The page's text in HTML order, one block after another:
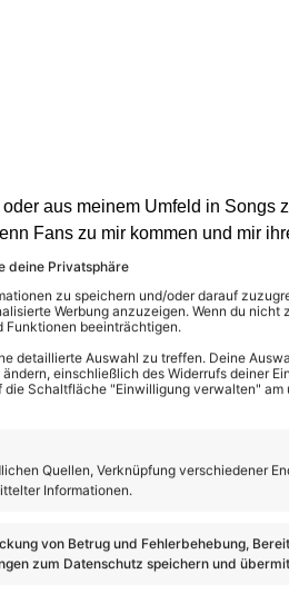
deine Privatsphäre
zu speichern und/oder darauf
Werbung anzuzeigen. Wenn du nicht
Funktionen beeinträchtigen.
detaillierte Auswahl zu treffen. Deine
einschließlich des Widerrufs deiner
Schaltfläche "Einwilligung verwalten" am
Quellen, Verknüpfung verschiedener
Informationen.
von Betrug und Fehlerbehebung,
zum Datenschutz speichern und
aus meinem Umfeld in Songs
Fans zu mir kommen und mir
ich mich mit jedem Album
im Dunkeln“?
auf dem Album. Er
da ist, der dich da herausholt
‚Besser ohne dich‘.“
sein wird. Was hat zu dem
angekündigt, werde ich meine
auf mein Album und darauf